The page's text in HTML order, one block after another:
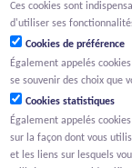
RPM
Ces cookies sont
d'utiliser ses
Cookies de préférence
Également appelés
se souvenir des choix que
Cookies statistiques
Également appelés
sur la façon dont vous
et les liens sur lesquels